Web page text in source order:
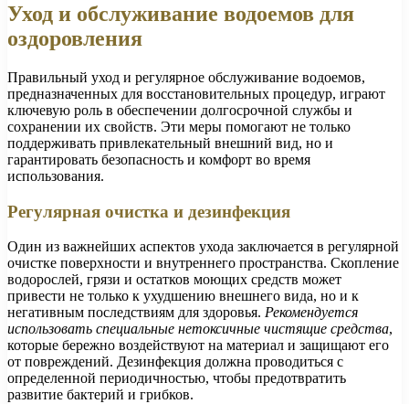
Уход и обслуживание водоемов для
оздоровления
Правильный уход и регулярное обслуживание водоемов,
предназначенных для восстановительных процедур, играют
ключевую роль в обеспечении долгосрочной службы и
сохранении их свойств. Эти меры помогают не только
поддерживать привлекательный внешний вид, но и
гарантировать безопасность и комфорт во время
использования.
Регулярная очистка и дезинфекция
Один из важнейших аспектов ухода заключается в регулярной
очистке поверхности и внутреннего пространства. Скопление
водорослей, грязи и остатков моющих средств может
привести не только к ухудшению внешнего вида, но и к
негативным последствиям для здоровья. Рекомендуется
использовать специальные нетоксичные чистящие средства,
которые бережно воздействуют на материал и защищают его
от повреждений. Дезинфекция должна проводиться с
определенной периодичностью, чтобы предотвратить
развитие бактерий и грибков.